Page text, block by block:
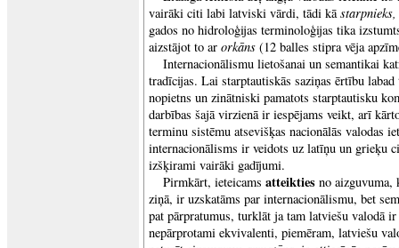
vairāki citi labi latviski vārdi, tādi kā
gados no hidroloģijas terminoloģijas tika
aizstājot to ar orkāns (12 balles stipra vēja
Internacionālismu lietošanai un semantikai
tradīcijas. Lai starptautiskās saziņas ērtību
nopietns un zinātniski pamatots starptautisku
darbības šajā virzienā ir iespējams veikt, arī
terminu sistēmu atsevišķas nacionālās valodas
internacionālisms ir veidots uz latīņu un grieķu
izšķirami vairāki gadījumi.
Pirmkārt, ieteicams atteikties no
ziņā, ir uzskatāms par internacionālismu, bet
pat pārpratumus, turklāt ja tam latviešu valodā
nepārprotami ekvivalenti, piemēram, latviešu